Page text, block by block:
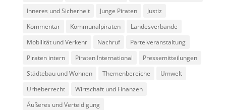
Inneres und Sicherheit
Junge Piraten
Justiz
Kommentar
Kommunalpiraten
Landesverbände
Mobilität und Verkehr
Nachruf
Parteiveranstaltung
Piraten intern
Piraten International
Pressemitteilungen
Städtebau und Wohnen
Themenbereiche
Umwelt
Urheberrecht
Wirtschaft und Finanzen
Äußeres und Verteidigung